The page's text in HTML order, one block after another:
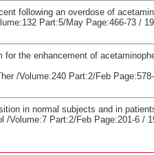
following an overdose of
Part:5/May Page:466-73 /
for the enhancement of
/Volume:240 Part:2/Feb
in normal subjects and in
/Volume:7 Part:2/Feb Page:201-6 /